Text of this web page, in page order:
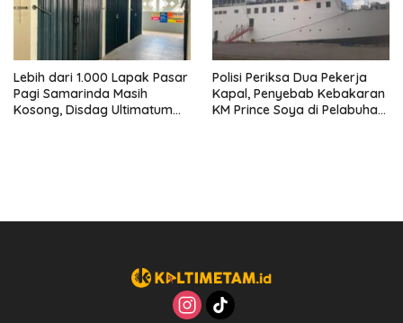
Lebih dari 1.000 Lapak Pasar
Pagi Samarinda Masih
Kosong, Disdag Ultimatum
Polisi Periksa Dua Pekerja
Kapal, Penyebab Kebakaran
KM Prince Soya di Pelabuhan